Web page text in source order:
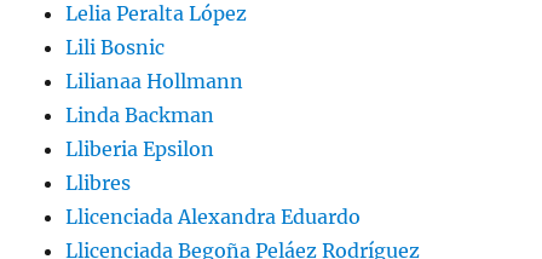
Lelia Peralta López
Lili Bosnic
Lilianaa Hollmann
Linda Backman
Lliberia Epsilon
Llibres
Llicenciada Alexandra Eduardo
Llicenciada Begoña Peláez Rodríguez